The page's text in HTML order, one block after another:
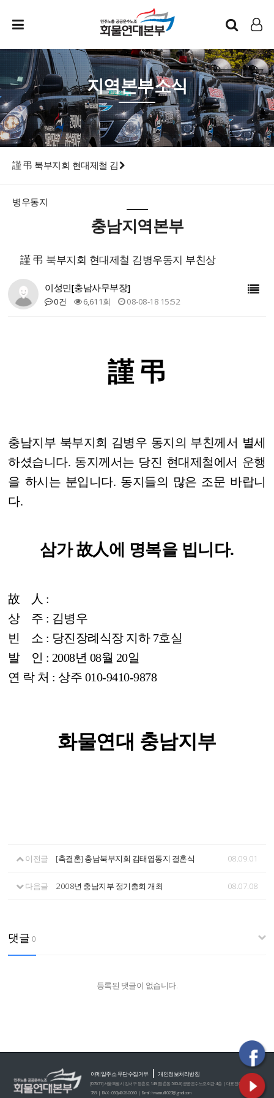
인트라넷
LOG IN
지역본부소식
謹 弔 북부지회 현대제철 김
병우동지
충남지역본부
謹 弔 북부지회 현대제철 김병우동지 부친상
이성민[충남사무부장]
0건 6,611회 08-08-18 15:52
謹 弔
충남지부 북부지회 김병우 동지의 부친께서 별세
하셨습니다. 동지께서는 당진 현대제철에서 운행
을 하시는 분입니다. 동지들의 많은 조문 바랍니
다.
삼가故人에 명복을 빕니다.
故 人 :
상 주 : 김병우
빈 소 : 당진장례식장 지하 7호실
발 인 : 2008년 08월 20일
연 락 처 : 상주 010-9410-9878
화물연대 충남지부
이전글 [축결혼] 충남북부지회 김태엽동지 결혼식 08.09.01
다음글 2008년 충남지부 정기총회 개최 08.07.08
댓글 0
등록된 댓글이 없습니다.
이메일주소 무단수집거부|개인정보처리방침
[07671] 서울특별시 강서구 등촌로 149 (등촌동 560-6) 공공운수노조회관 4층 | 대표전화 : 02)2635-0
789 | FAX : 050)4926-0060 | E-mail : hwamul1027@gmail.com